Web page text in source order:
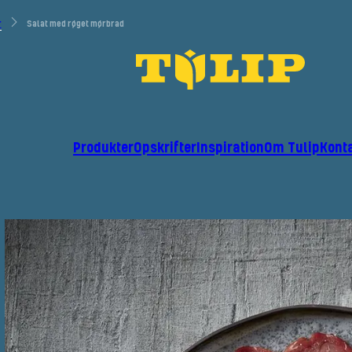
Salat med røget mørbrad
ProdukterOpskrifterInspirationOm Tulip